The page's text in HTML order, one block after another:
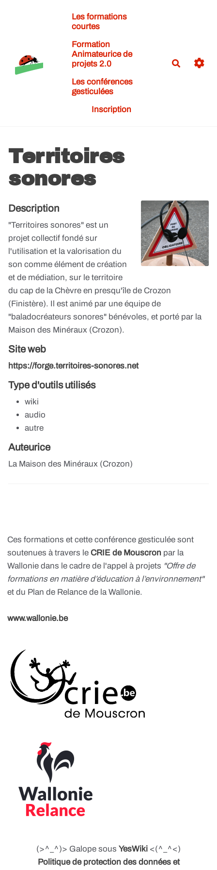
Aller au contenu principal
Les formations
courtes
Formation
Animateurice de
projets 2.0
Les conférences
gesticulées
Inscription
Territoires
sonores
Description
"Territoires sonores" est un
projet collectif fondé sur
l'utilisation et la valorisation du
son comme élément de création
et de médiation, sur le territoire
du cap de la Chèvre en presqu'île de Crozon
(Finistère). Il est animé par une équipe de
"baladocréateurs sonores" bénévoles, et porté par la
Maison des Minéraux (Crozon).
Site web
https://forge.territoires-sonores.net
Type d'outils utilisés
wiki
audio
autre
Auteurice
La Maison des Minéraux (Crozon)
Ces formations et cette conférence gesticulée sont
soutenues à travers le CRIE de Mouscron par la
Wallonie dans le cadre de l'appel à projets "Offre de
formations en matière d’éducation à l’environnement"
et du Plan de Relance de la Wallonie.
www.wallonie.be
(>^_^)> Galope sous YesWiki <(^_^<)
Politique de protection des données et